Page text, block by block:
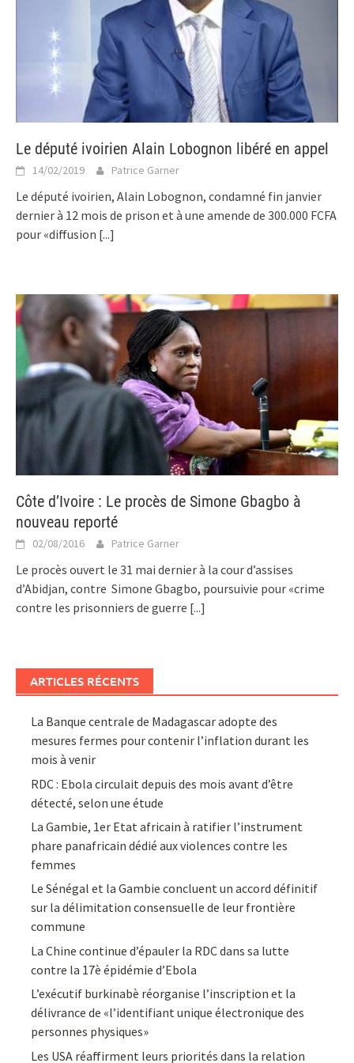
Le député ivoirien Alain Lobognon libéré en appel
14/02/2019 Patrice Garner
Le député ivoirien, Alain Lobognon, condamné fin janvier
dernier à 12 mois de prison et à une amende de 300.000 FCFA
pour «diffusion [...]
Côte d’Ivoire : Le procès de Simone Gbagbo à
nouveau reporté
02/08/2016 Patrice Garner
Le procès ouvert le 31 mai dernier à la cour d’assises
d’Abidjan, contre Simone Gbagbo, poursuivie pour «crime
contre les prisonniers de guerre [...]
ARTICLES RÉCENTS
La Banque centrale de Madagascar adopte des
mesures fermes pour contenir l’inflation durant les
mois à venir
RDC : Ebola circulait depuis des mois avant d’être
détecté, selon une étude
La Gambie, 1er Etat africain à ratifier l’instrument
phare panafricain dédié aux violences contre les
femmes
Le Sénégal et la Gambie concluent un accord définitif
sur la délimitation consensuelle de leur frontière
commune
La Chine continue d’épauler la RDC dans sa lutte
contre la 17è épidémie d’Ebola
L’exécutif burkinabè réorganise l’inscription et la
délivrance de «l’identifiant unique électronique des
personnes physiques»
Les USA réaffirment leurs priorités dans la relation